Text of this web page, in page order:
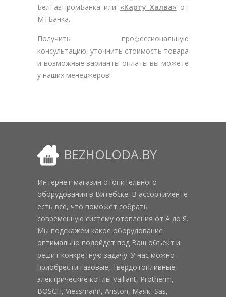
БелГазПромБанка или «Карту Халва» от
МТБанка.
Получить профессиональную
консультацию, уточнить стоимость товара
и возможные варианты оплаты вы можете
у наших менеджеров!
BEZHOLODA.BY
Интернет-магазин отопительного
оборудования в Витебске. В ассортименте
есть все, что поможет собрать
современную систему отопления от А до Я.
Мы подскажем какое оборудование
оптимально подойдет под Ваш объект и
решит конкретную задачу. У нас можно
приобрести газовые, твердотопливные,
электрические котлы Vaillant, Protherm,
BOSCH, Viessmann, Ariston, Маяк, Sas,